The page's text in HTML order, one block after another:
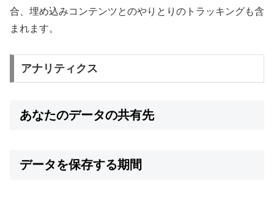
合、埋め込みコンテンツとのやりとりのトラッキングも含
まれます。
アナリティクス
あなたのデータの共有先
データを保存する期間